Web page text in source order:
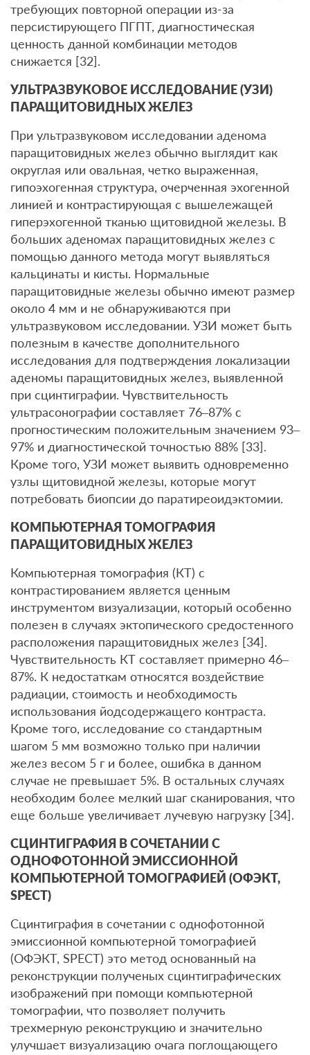
требующих повторной операции из-за
персистирующего ПГПТ, диагностическая
ценность данной комбинации методов
снижается [32].
УЛЬТРАЗВУКОВОЕ ИССЛЕДОВАНИЕ (УЗИ)
ПАРАЩИТОВИДНЫХ ЖЕЛЕЗ
При ультразвуковом исследовании аденома
паращитовидных желез обычно выглядит как
округлая или овальная, четко выраженная,
гипоэхогенная структура, очерченная эхогенной
линией и контрастирующая с вышележащей
гиперэхогенной тканью щитовидной железы. В
больших аденомах паращитовидных желез с
помощью данного метода могут выявляться
кальцинаты и кисты. Нормальные
паращитовидные железы обычно имеют размер
около 4 мм и не обнаруживаются при
ультразвуковом исследовании. УЗИ может быть
полезным в качестве дополнительного
исследования для подтверждения локализации
аденомы паращитовидных желез, выявленной
при сцинтиграфии. Чувствительность
ультрасонографии составляет 76–87% с
прогностическим положительным значением 93–
97% и диагностической точностью 88% [33].
Кроме того, УЗИ может выявить одновременно
узлы щитовидной железы, которые могут
потребовать биопсии до паратиреоидэктомии.
КОМПЬЮТЕРНАЯ ТОМОГРАФИЯ
ПАРАЩИТОВИДНЫХ ЖЕЛЕЗ
Компьютерная томография (КТ) с
контрастированием является ценным
инструментом визуализации, который особенно
полезен в случаях эктопического средостенного
расположения паращитовидных желез [34].
Чувствительность КТ составляет примерно 46–
87%. К недостаткам относятся воздействие
радиации, стоимость и необходимость
использования йодсодержащего контраста.
Кроме того, исследование со стандартным
шагом 5 мм возможно только при наличии
желез весом 5 г и более, ошибка в данном
случае не превышает 5%. В остальных случаях
необходим более мелкий шаг сканирования, что
еще больше увеличивает лучевую нагрузку [34].
СЦИНТИГРАФИЯ В СОЧЕТАНИИ С
ОДНОФОТОННОЙ ЭМИССИОННОЙ
КОМПЬЮТЕРНОЙ ТОМОГРАФИЕЙ (ОФЭКТ,
SPECT)
Сцинтиграфия в сочетании с однофотонной
эмиссионной компьютерной томографией
(ОФЭКТ, SPECT) это метод основанный на
реконструкции полученых сцинтиграфических
изображений при помощи компьютерной
томографии, что позволяет получить
трехмерную реконструкцию и значительно
улучшает визуализацию очага поглощающего